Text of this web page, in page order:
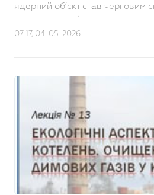
ядерний об’єкт став черговим
межах стратегічного
07:17, 04-05-2026